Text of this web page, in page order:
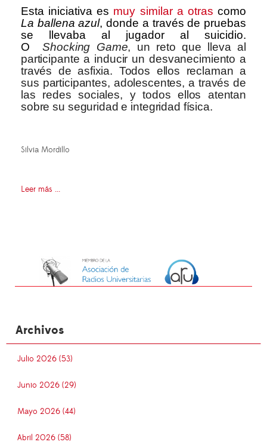
Esta iniciativa es muy similar a otras como
La ballena azul, donde a través de pruebas
se llevaba al jugador al suicidio.
OShocking Game, un reto que lleva al
participante a inducir un desvanecimiento a
través de asfixia. Todos ellos reclaman a
sus participantes, adolescentes, a través de
las redes sociales, y todos ellos atentan
sobre su seguridad e integridad física.
Silvia Mordillo
Leer más ...
Archivos
Julio 2026 (53)
Junio 2026 (29)
Mayo 2026 (44)
Abril 2026 (58)